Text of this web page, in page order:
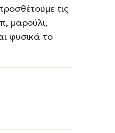
τις
μαρούλι,
φυσικά το